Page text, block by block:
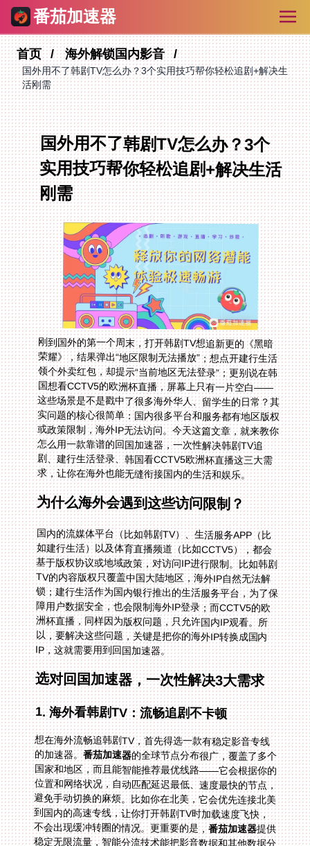
番茄加速器
首页 海外解锁国内影音
国外用不了韩剧TV怎么办？3个实用技巧帮你轻松追剧+解决生
活刚需
国外用不了韩剧TV怎么办？3个
实用技巧帮你轻松追剧+解决生活
刚需
刚到国外的第一个周末，打开韩剧TV想追新更的《黑暗
荣耀》，结果弹出“地区限制无法播放”；想点开建行生活
领个外卖红包，却提示“当前地区无法登录”；更别说在韩
国想看CCTV5的欧洲杯直播，屏幕上只有一片空白——
这些场景是不是戳中了很多海外华人、留学生的日常？其
实问题的核心很简单：国内很多平台和服务都有地区版权
或政策限制，海外IP无法访问。今天这篇文章，就来教你
怎么用一款靠谱的回国加速器，一次性解决韩剧TV追
剧、建行生活登录、韩国看CCTV5欧洲杯直播这三大需
求，让你在海外也能无缝衔接国内的生活和娱乐。
为什么海外会遇到这些访问限制？
国内的流媒体平台（比如韩剧TV）、生活服务APP（比
如建行生活）以及体育直播频道（比如CCTV5），都会
基于版权协议或地域政策，对访问IP进行限制。比如韩剧
TV的内容版权只覆盖中国大陆地区，海外IP自然无法解
锁；建行生活作为国内银行推出的生活服务平台，为了保
障用户数据安全，也会限制海外IP登录；而CCTV5的欧
洲杯直播，同样因为版权问题，只允许国内IP观看。所
以，要解决这些问题，关键是把你的海外IP转换成国内
IP，这就需要用到回国加速器。
选对回国加速器，一次性解决3大需求
1. 海外看韩剧TV：流畅追剧不卡顿
想在海外流畅追韩剧TV，首先得选一款有稳定影音专线
的加速器。番茄加速器的全球节点分布很广，覆盖了多个
国家和地区，而且能智能推荐最优线路——它会根据你的
位置和网络状况，自动匹配延迟最低、速度最快的节点，
避免手动切换的麻烦。比如你在北美，它会优先连接北美
到国内的高速专线，让你打开韩剧TV时加载速度飞快，
不会出现缓冲转圈的情况。更重要的是，番茄加速器提供
稳定无限流量，智能分流技术能把影音数据和其他数据分
开传输，保证追剧时的带宽充足，再加上独享100M带
宽，就算是4K画质的韩剧，也能流畅播放，不会有卡顿